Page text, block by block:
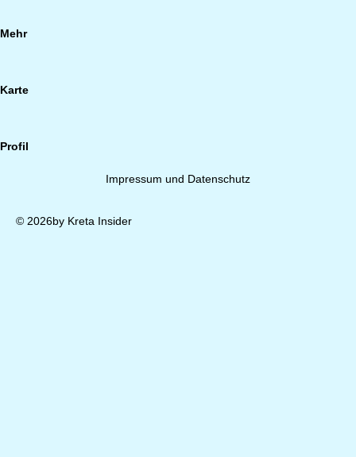
Mehr
Karte
Profil
Impressum und Datenschutz
© 2026by Kreta Insider